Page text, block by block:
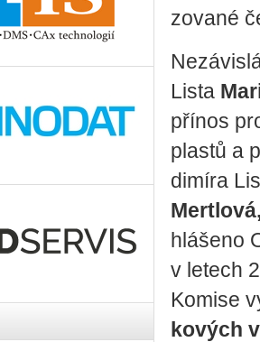
zo­va­né
Lista
pří­nos
plas­tů a
di­mí­ra
hlá­še­no
v le­tech
Ko­mi­se
ko­vých